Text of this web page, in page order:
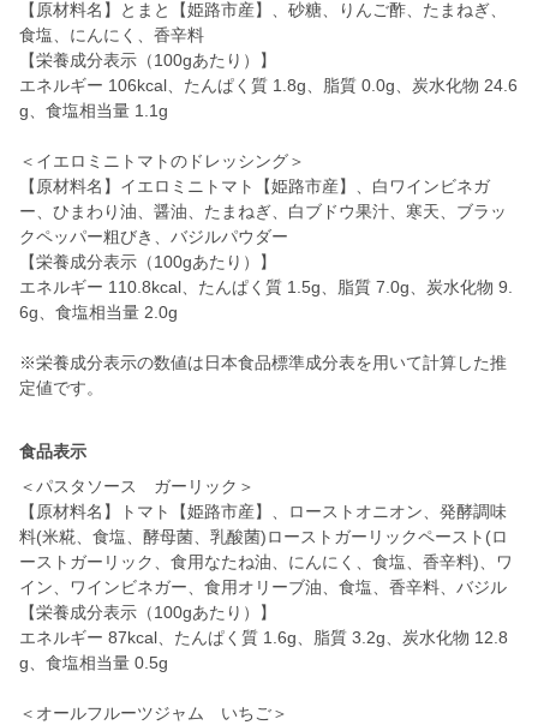
【原材料名】とまと【姫路市産】、砂糖、りんご酢、たまねぎ、
食塩、にんにく、香辛料
【栄養成分表示（100gあたり）】
エネルギー 106kcal、たんぱく質 1.8g、脂質 0.0g、炭水化物 24.6
g、食塩相当量 1.1g
＜イエロミニトマトのドレッシング＞
【原材料名】イエロミニトマト【姫路市産】、白ワインビネガ
ー、ひまわり油、醤油、たまねぎ、白ブドウ果汁、寒天、ブラッ
クペッパー粗びき、バジルパウダー
【栄養成分表示（100gあたり）】
エネルギー 110.8kcal、たんぱく質 1.5g、脂質 7.0g、炭水化物 9.
6g、食塩相当量 2.0g
※栄養成分表示の数値は日本食品標準成分表を用いて計算した推
定値です。
食品表示
＜パスタソース ガーリック＞
【原材料名】トマト【姫路市産】、ローストオニオン、発酵調味
料(米糀、食塩、酵母菌、乳酸菌)ローストガーリックペースト(ロ
ーストガーリック、食用なたね油、にんにく、食塩、香辛料)、ワ
イン、ワインビネガー、食用オリーブ油、食塩、香辛料、バジル
【栄養成分表示（100gあたり）】
エネルギー 87kcal、たんぱく質 1.6g、脂質 3.2g、炭水化物 12.8
g、食塩相当量 0.5g
＜オールフルーツジャム いちご＞